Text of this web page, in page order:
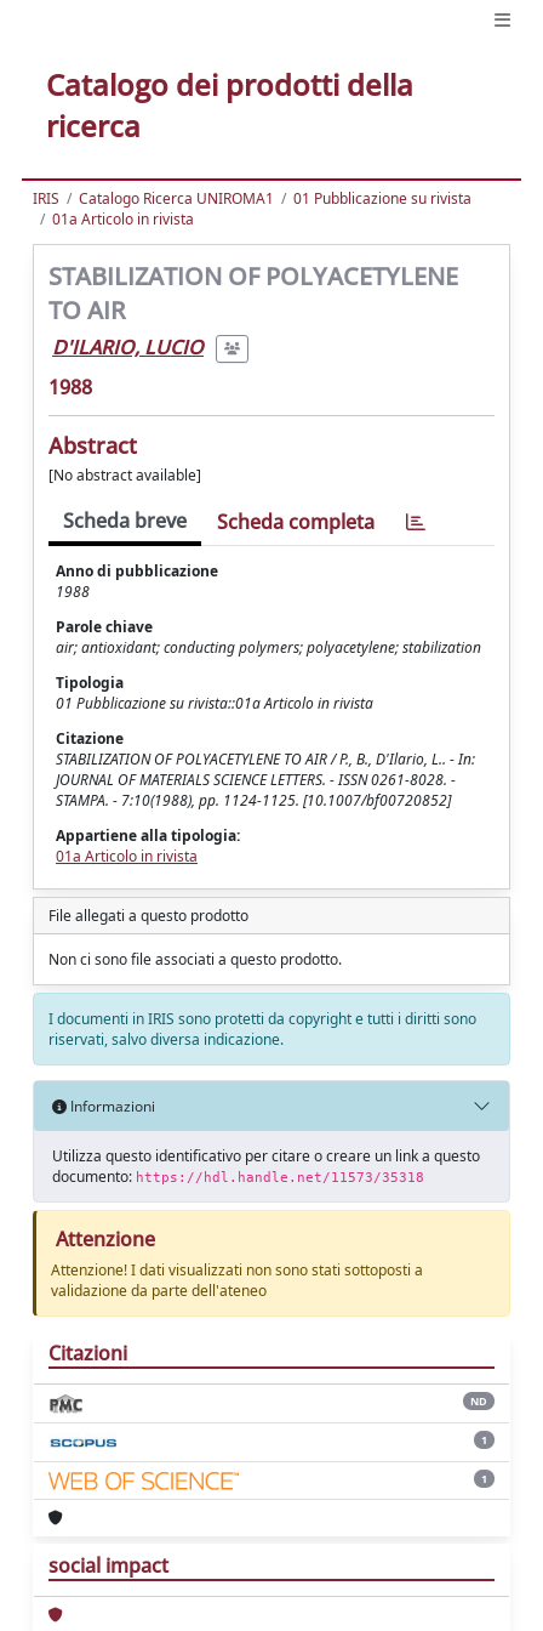
Catalogo dei prodotti della
ricerca
IRIS Catalogo Ricerca UNIROMA1
01 Pubblicazione su rivista
01a Articolo in rivista
STABILIZATION OF POLYACETYLENE
TO AIR
D'ILARIO, LUCIO
1988
Abstract
[No abstract available]
Scheda breve Scheda completa
Anno di pubblicazione
1988
Parole chiave
air; antioxidant; conducting polymers; polyacetylene; stabilization
Tipologia
01 Pubblicazione su rivista::01a Articolo in rivista
Citazione
STABILIZATION OF POLYACETYLENE TO AIR / P., B., D'Ilario, L.. - In:
JOURNAL OF MATERIALS SCIENCE LETTERS. - ISSN 0261-8028. -
STAMPA. - 7:10(1988), pp. 1124-1125. [10.1007/bf00720852]
Appartiene alla tipologia:
01a Articolo in rivista
File allegati a questo prodotto
Non ci sono file associati a questo prodotto.
I documenti in IRIS sono protetti da copyright e tutti i diritti sono
riservati, salvo diversa indicazione.
Informazioni
Utilizza questo identificativo per citare o creare un link a questo
documento: https://hdl.handle.net/11573/35318
Attenzione
Attenzione! I dati visualizzati non sono stati sottoposti a
validazione da parte dell'ateneo
Citazioni
ND
1
1
social impact